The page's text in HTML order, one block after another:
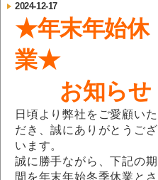
2024-12-17
★年末年始休
業★
お知らせ
日頃より弊社をご愛顧いた
だき、誠にありがとうござ
います。
誠に勝手ながら、下記の期
間を年末年始冬季休業とさ